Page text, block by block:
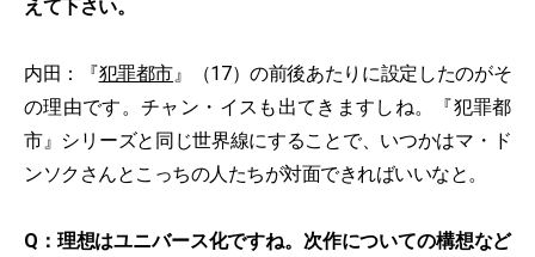
えて下さい。
内田：『犯罪都市』（17）の前後あたりに設定したのがそ
の理由です。チャン・イスも出てきますしね。『犯罪都
市』シリーズと同じ世界線にすることで、いつかはマ・ド
ンソクさんとこっちの人たちが対面できればいいなと。
Q：理想はユニバース化ですね。次作についての構想など